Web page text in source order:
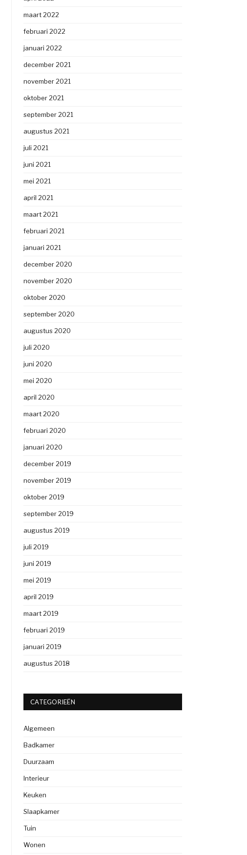
maart 2022
februari 2022
januari 2022
december 2021
november 2021
oktober 2021
september 2021
augustus 2021
juli 2021
juni 2021
mei 2021
april 2021
maart 2021
februari 2021
januari 2021
december 2020
november 2020
oktober 2020
september 2020
augustus 2020
juli 2020
juni 2020
mei 2020
april 2020
maart 2020
februari 2020
januari 2020
december 2019
november 2019
oktober 2019
september 2019
augustus 2019
juli 2019
juni 2019
mei 2019
april 2019
maart 2019
februari 2019
januari 2019
augustus 2018
CATEGORIEËN
Algemeen
Badkamer
Duurzaam
Interieur
Keuken
Slaapkamer
Tuin
Wonen